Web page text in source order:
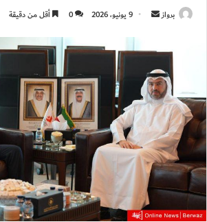
برواز
أرسل
إلكترونيا
9 يونيو، 2026 0 أقل من دقيقة